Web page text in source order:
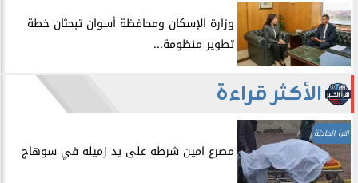
وزارة الإسكان ومحافظة أسوان تبحثان خطة
تطوير منظومة...
الأكثر قراءة
اقرأ الحادثة
مصرع امين شرطه على يد زميله في سوهاج